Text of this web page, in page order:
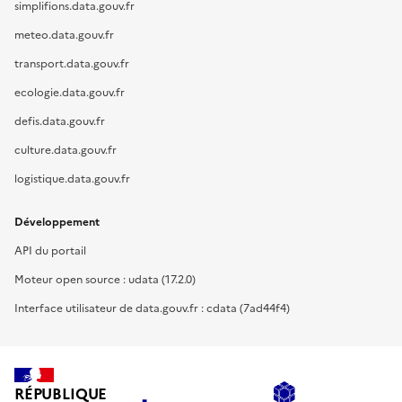
simplifions.data.gouv.fr
meteo.data.gouv.fr
transport.data.gouv.fr
ecologie.data.gouv.fr
defis.data.gouv.fr
culture.data.gouv.fr
logistique.data.gouv.fr
Développement
API du portail
Moteur open source : udata (17.2.0)
Interface utilisateur de data.gouv.fr : cdata (7ad44f4)
RÉPUBLIQUE